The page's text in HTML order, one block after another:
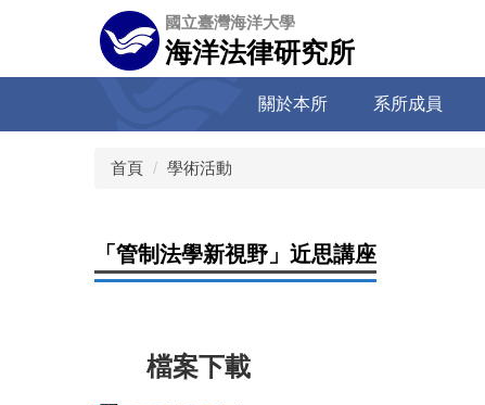
容
國立臺灣海洋大學
海洋法律研究所
關於本所 系所成員
首頁 學術活動
「管制法學新視野」近思講座